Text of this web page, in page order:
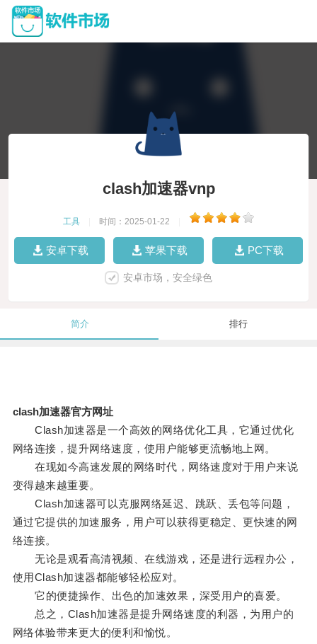
clash加速器vnp
工具 时间：2025-01-22
安卓下载 苹果下载 PC下载
安卓市场，安全绿色
简介 排行
clash加速器官方网址
Clash加速器是一个高效的网络优化工具，它通过优化
网络连接，提升网络速度，使用户能够更流畅地上网。
在现如今高速发展的网络时代，网络速度对于用户来说
变得越来越重要。
Clash加速器可以克服网络延迟、跳跃、丢包等问题，
通过它提供的加速服务，用户可以获得更稳定、更快速的网
络连接。
无论是观看高清视频、在线游戏，还是进行远程办公，
使用Clash加速器都能够轻松应对。
它的便捷操作、出色的加速效果，深受用户的喜爱。
总之，Clash加速器是提升网络速度的利器，为用户的
网络体验带来更大的便利和愉悦。